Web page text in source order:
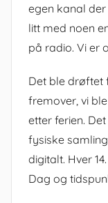
egen kanal
litt med noen
på radio. Vi er
Det ble drøftet
fremover, vi
etter ferien.
fysiske
digitalt. Hver
Dag og